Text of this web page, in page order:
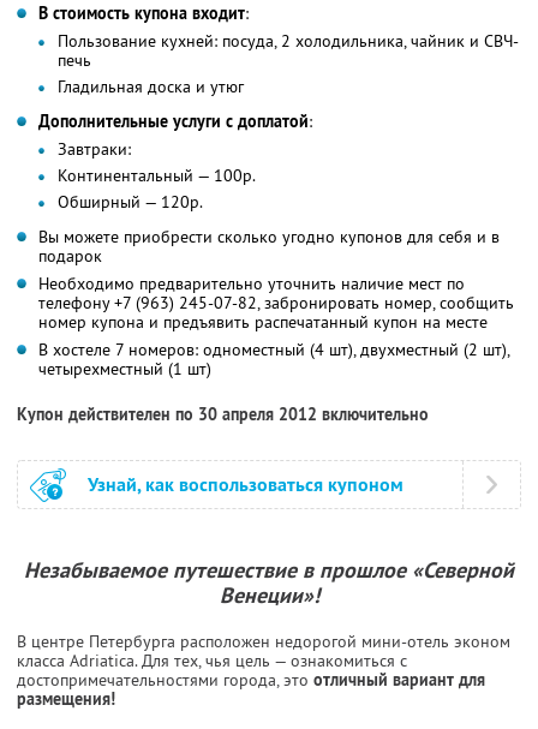
В стоимость купона входит:
Пользование кухней: посуда, 2 холодильника, чайник и СВЧ-
печь
Гладильная доска и утюг
Дополнительные услуги с доплатой:
Завтраки:
Континентальный — 100р.
Обширный — 120р.
Вы можете приобрести сколько угодно купонов для себя и в
подарок
Необходимо предварительно уточнить наличие мест по
телефону +7 (963) 245-07-82, забронировать номер, сообщить
номер купона и предъявить распечатанный купон на месте
В хостеле 7 номеров: одноместный (4 шт), двухместный (2 шт),
четырехместный (1 шт)
Купон действителен по 30 апреля 2012 включительно
Узнай, как воспользоваться купоном
Незабываемое путешествие в прошлое «Северной
Венеции»!
В центре Петербурга расположен недорогой мини-отель эконом
класса Adriatica. Для тех, чья цель — ознакомиться с
достопримечательностями города, это отличный вариант для
размещения!